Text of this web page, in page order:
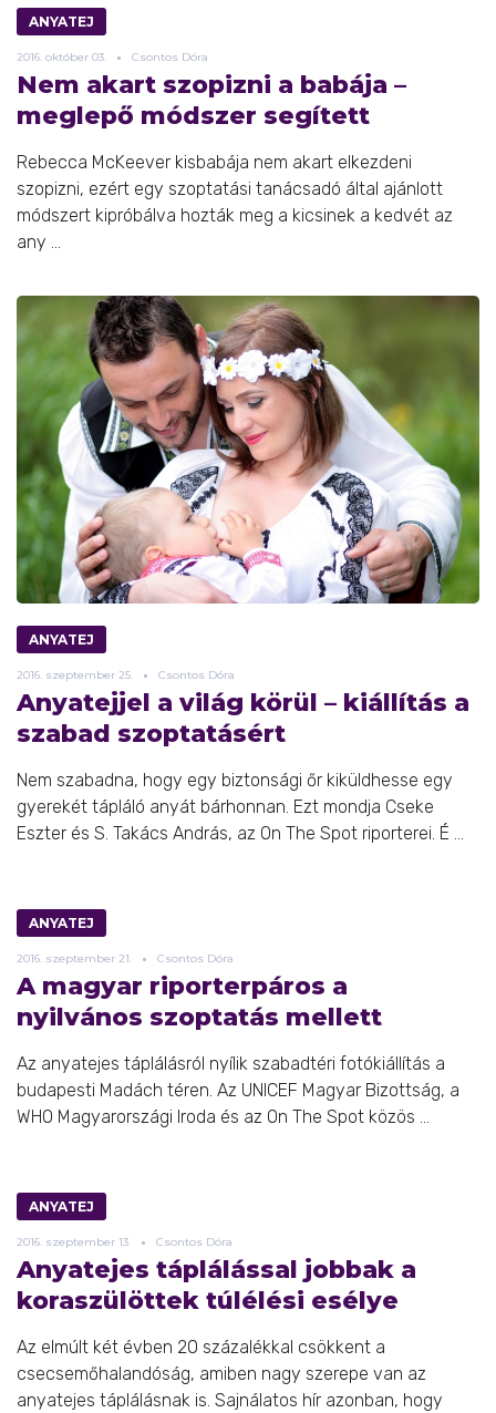
ANYATEJ
2016. október 03. Csontos Dóra
Nem akart szopizni a babája –
meglepő módszer segített
Rebecca McKeever kisbabája nem akart elkezdeni
szopizni, ezért egy szoptatási tanácsadó által ajánlott
módszert kipróbálva hozták meg a kicsinek a kedvét az
any ...
ANYATEJ
2016. szeptember 25. Csontos Dóra
Anyatejjel a világ körül – kiállítás a
szabad szoptatásért
Nem szabadna, hogy egy biztonsági őr kiküldhesse egy
gyerekét tápláló anyát bárhonnan. Ezt mondja Cseke
Eszter és S. Takács András, az On The Spot riporterei. É ...
ANYATEJ
2016. szeptember 21. Csontos Dóra
A magyar riporterpáros a
nyilvános szoptatás mellett
Az anyatejes táplálásról nyílik szabadtéri fotókiállítás a
budapesti Madách téren. Az UNICEF Magyar Bizottság, a
WHO Magyarországi Iroda és az On The Spot közös ...
ANYATEJ
2016. szeptember 13. Csontos Dóra
Anyatejes táplálással jobbak a
koraszülöttek túlélési esélye
Az elmúlt két évben 20 százalékkal csökkent a
csecsemőhalandóság, amiben nagy szerepe van az
anyatejes táplálásnak is. Sajnálatos hír azonban, hogy